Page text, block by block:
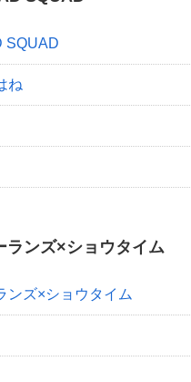
SQUAD
ね
ランズ×ショウタイム
ンズ×ショウタイム